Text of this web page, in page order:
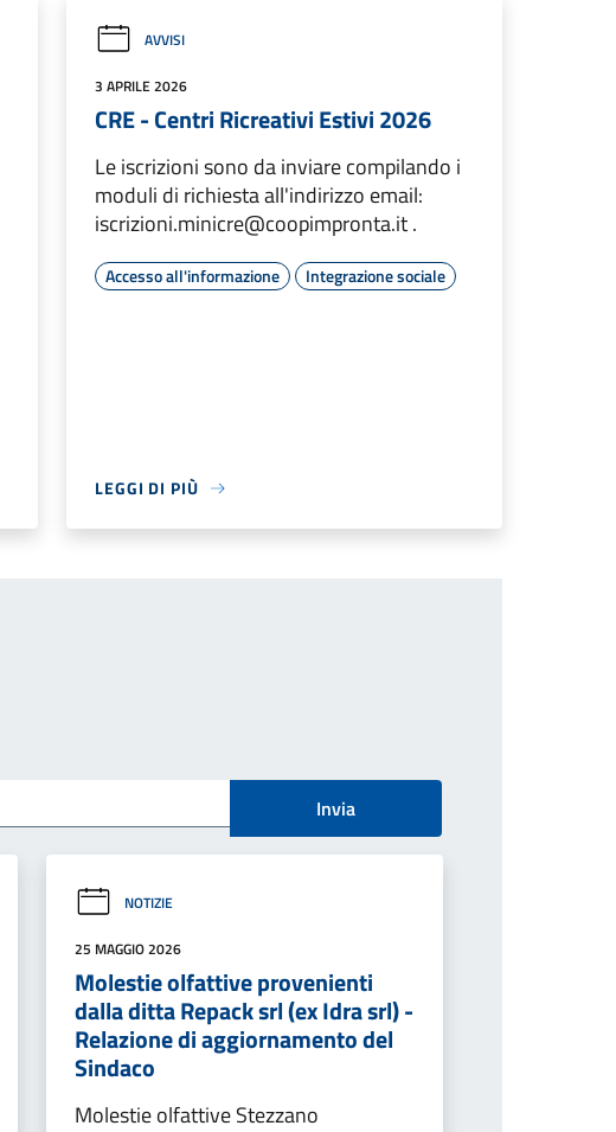
AVVISI
3 APRILE 2026
CRE - Centri Ricreativi Estivi 2026
Le iscrizioni sono da inviare compilando i
moduli di richiesta all'indirizzo email:
iscrizioni.minicre@coopimpronta.it .
Accesso all'informazione Integrazione sociale
LEGGI DI PIÙ
Invia
NOTIZIE
25 MAGGIO 2026
Molestie olfattive provenienti
dalla ditta Repack srl (ex Idra srl) -
Relazione di aggiornamento del
Sindaco
Molestie olfattive Stezzano